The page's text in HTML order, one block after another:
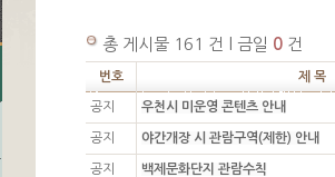
총 게시물 161 건 l 금일 0 건
번호 제 목
공지 우천시 미운영 콘텐츠 안내
공지 야간개장 시 관람구역(제한) 안내
공지 백제문화단지 관람수칙